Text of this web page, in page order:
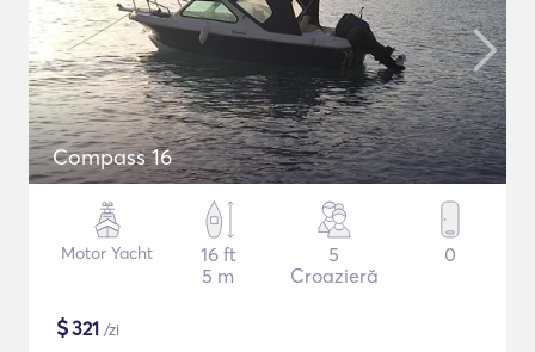
Compass 16
Motor Yacht
16 ft
5 m
5
Croazieră
0
$321 /zi